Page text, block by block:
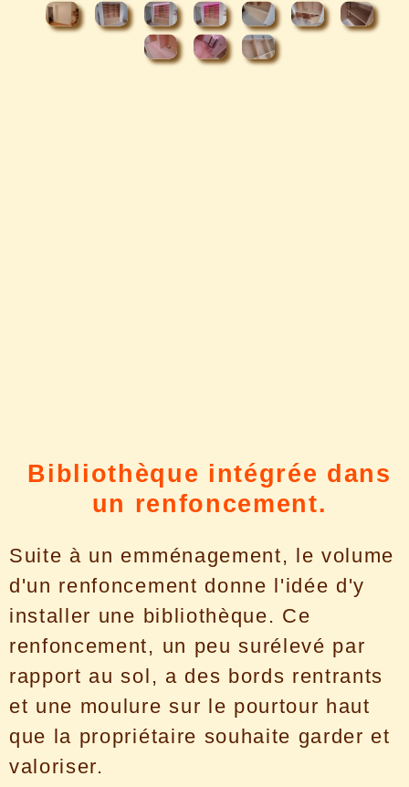
Bibliothèque intégrée dans
un renfoncement.
Suite à un emménagement, le volume
d'un renfoncement donne l'idée d'y
installer une bibliothèque. Ce
renfoncement, un peu surélevé par
rapport au sol, a des bords rentrants
et une moulure sur le pourtour haut
que la propriétaire souhaite garder et
valoriser.